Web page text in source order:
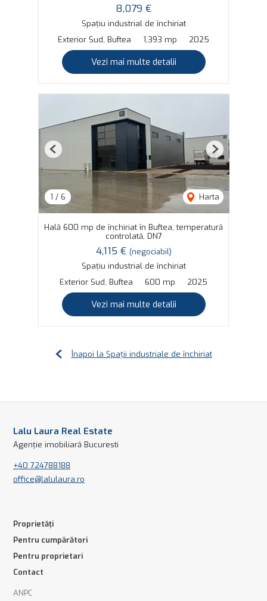
8,079 €
Spațiu industrial de închiriat
Exterior Sud, Buftea
1,393 mp 2025
Vezi mai multe detalii
1 / 6 Harta
Previous Next
Hală 600 mp de închiriat în Buftea, temperatură
controlată, DN7
4,115 € (negociabil)
Spațiu industrial de închiriat
Exterior Sud, Buftea
600 mp 2025
Vezi mai multe detalii
Înapoi la Spații industriale de închiriat
Lalu Laura Real Estate
Agenție imobiliară Bucuresti
+40 724788188
office@lalulaura.ro
Proprietăți
Pentru cumpărători
Pentru proprietari
Contact
ANPC